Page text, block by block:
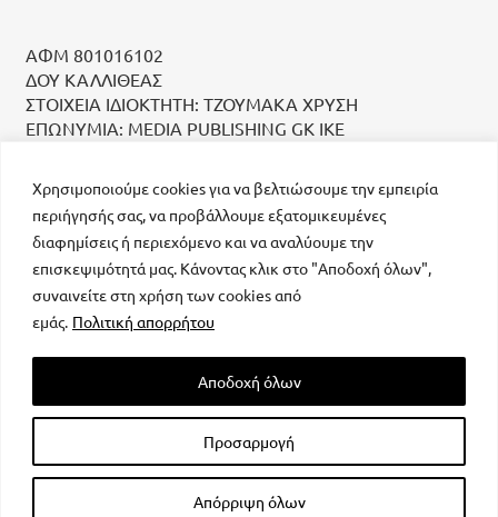
Χρησιμοποιούμε cookies για να βελτιώσουμε την εμπειρία
περιήγησής σας, να προβάλλουμε εξατομικευμένες
διαφημίσεις ή περιεχόμενο και να αναλύουμε την
επισκεψιμότητά μας. Κάνοντας κλικ στο "Αποδοχή όλων",
συναινείτε στη χρήση των cookies από
εμάς. Πολιτική απορρήτου
Προσαρμογή
Απόρριψη όλων
Αποδοχή όλων
ΑΦΜ 801016102
ΔΟΥ ΚΑΛΛΙΘΕΑΣ
ΣΤΟΙΧΕΙΑ ΙΔΙΟΚΤΗΤΗ: ΤΖΟΥΜΑΚΑ ΧΡΥΣΗ
ΕΠΩΝΥΜΙΑ: MEDIA PUBLISHING GK IKE
μοναδικός αριθμός Μ.Η.Τ. 232223
All rights reserved – Powered by